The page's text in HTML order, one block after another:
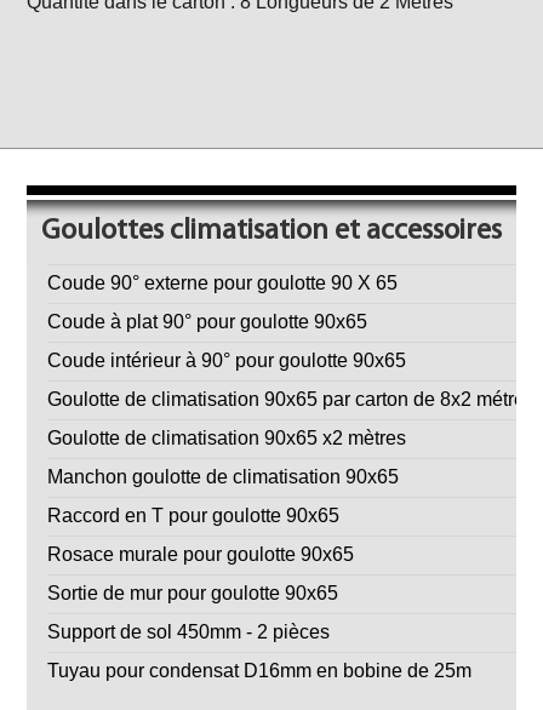
Goulottes climatisation et accessoires
Coude 90° externe pour goulotte 90 X 65
Coude à plat 90° pour goulotte 90x65
Coude intérieur à 90° pour goulotte 90x65
Goulotte de climatisation 90x65 par carton de 8x2 métres
Goulotte de climatisation 90x65 x2 mètres
Manchon goulotte de climatisation 90x65
Raccord en T pour goulotte 90x65
Rosace murale pour goulotte 90x65
Sortie de mur pour goulotte 90x65
Support de sol 450mm - 2 pièces
Tuyau pour condensat D16mm en bobine de 25m